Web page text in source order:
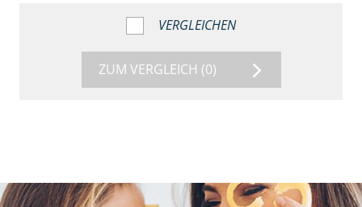
VERGLEICHEN
ZUM VERGLEICH (0)